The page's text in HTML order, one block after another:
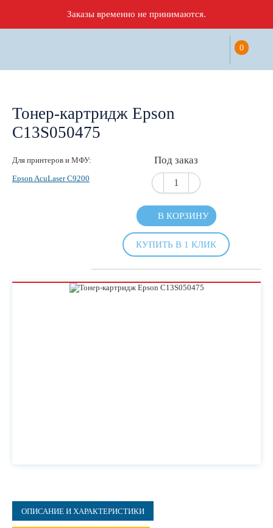
Заказы временно не принимаются.
0
Тонер-картридж Epson
C13S050475
Для принтеров и МФУ:
Epson AcuLaser C9200
Под заказ
В КОРЗИНУ
КУПИТЬ В 1 КЛИК
ОПИСАНИЕ И ХАРАКТЕРИСТИКИ